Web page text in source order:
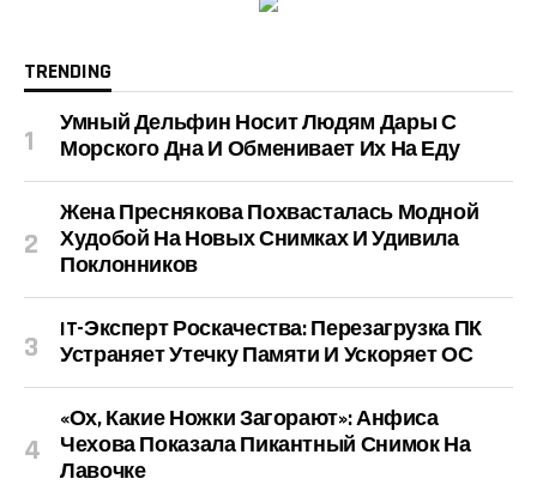
TRENDING
Умный Дельфин Носит Людям Дары С
Морского Дна И Обменивает Их На Еду
Жена Преснякова Похвасталась Модной
Худобой На Новых Снимках И Удивила
Поклонников
IT-Эксперт Роскачества: Перезагрузка ПК
Устраняет Утечку Памяти И Ускоряет ОС
«Ох, Какие Ножки Загорают»: Анфиса
Чехова Показала Пикантный Снимок На
Лавочке